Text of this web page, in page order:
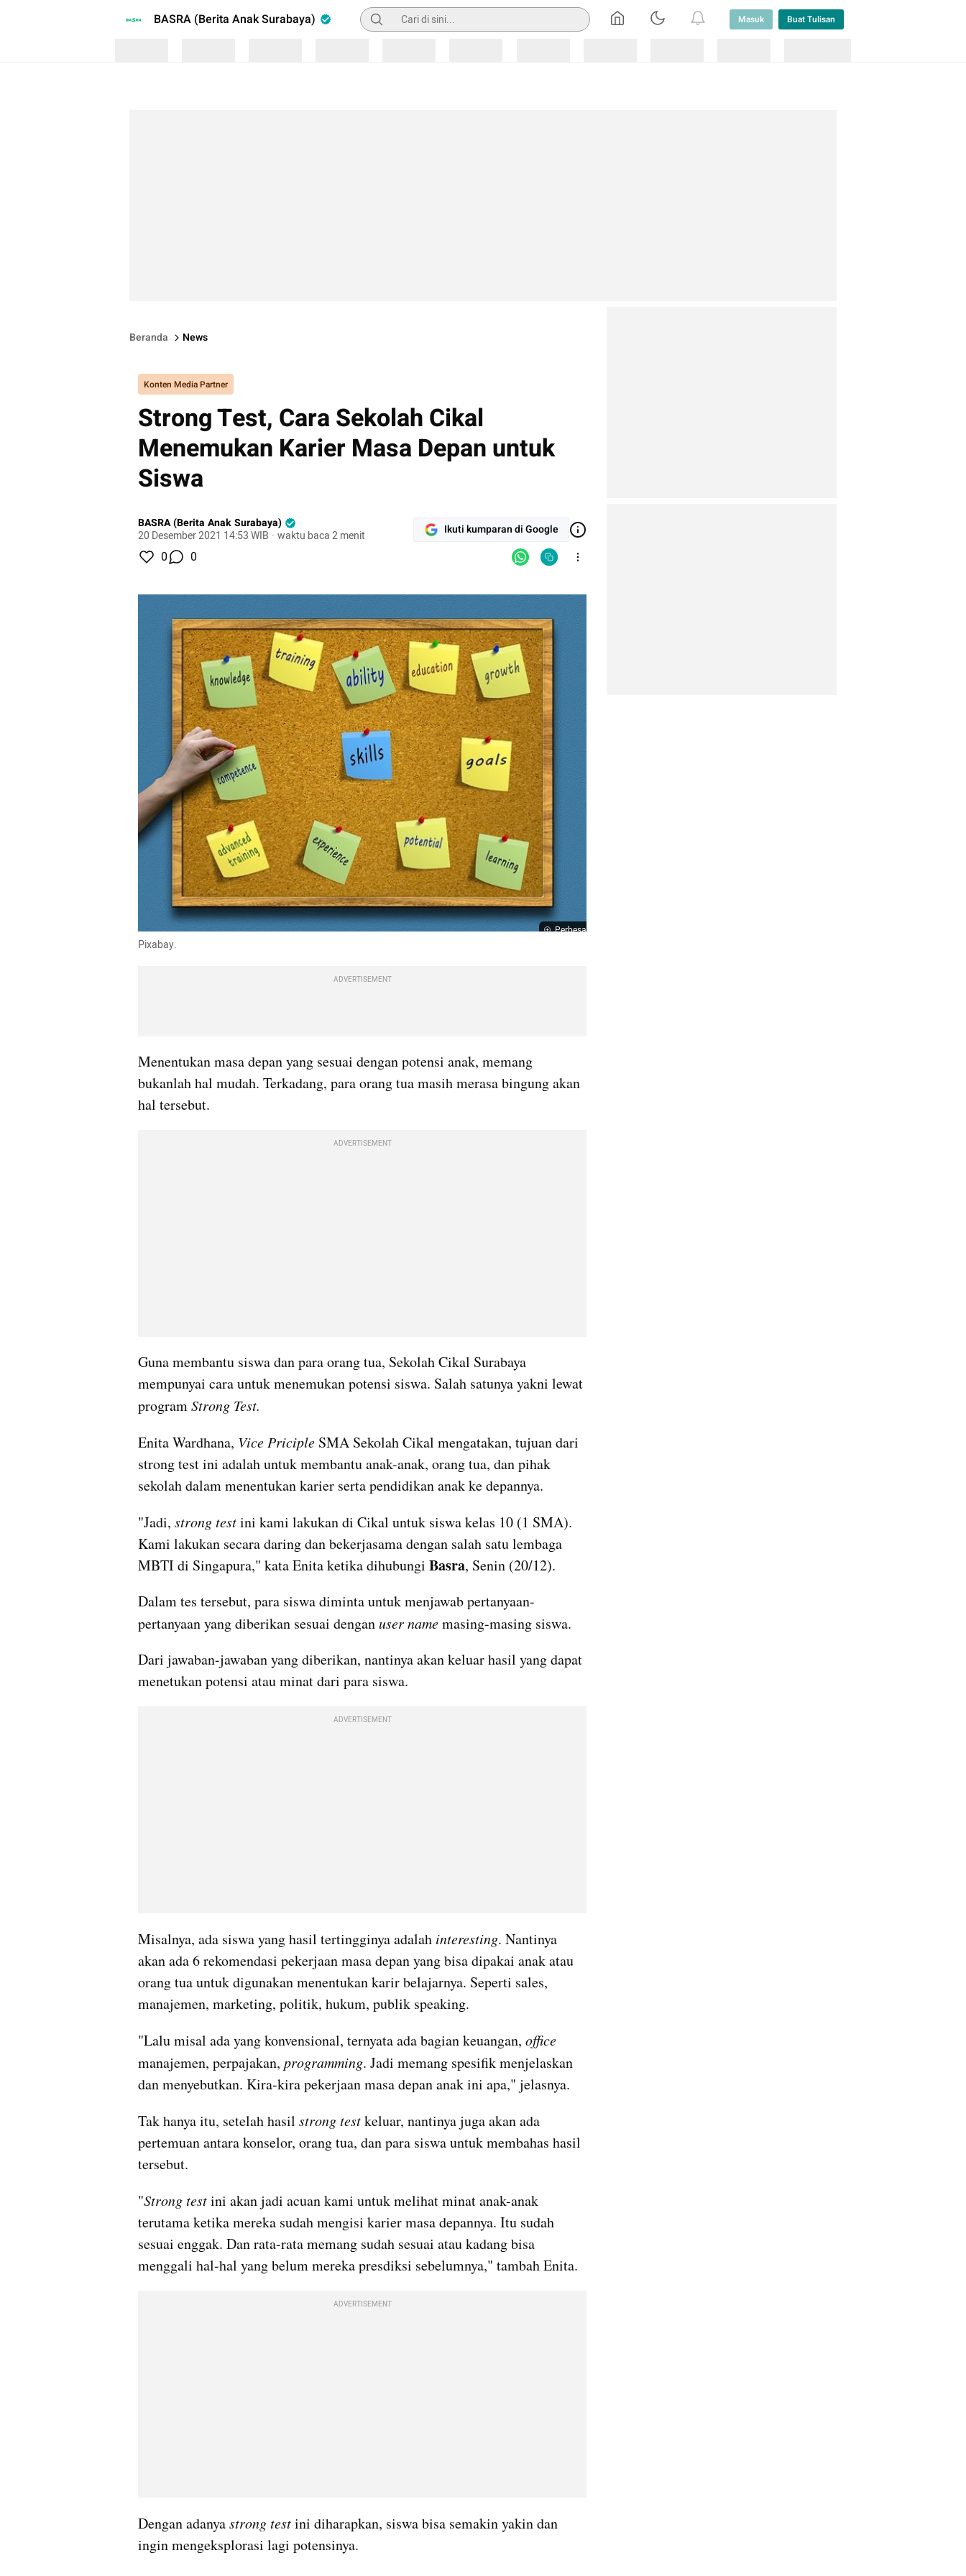
BASRA (Berita Anak Surabaya) Pencarian Masuk Buat Tulisan
Beranda News
Konten Media Partner
Strong Test, Cara Sekolah Cikal
Menemukan Karier Masa Depan untuk
Siswa
BASRA (Berita Anak Surabaya)
20 Desember 2021 14:53 WIB · waktu baca 2 menit Ikuti kumparan di Google
0 0
Perbesar
Pixabay.
ADVERTISEMENT
Menentukan masa depan yang sesuai dengan potensi anak, memang
bukanlah hal mudah. Terkadang, para orang tua masih merasa bingung akan
hal tersebut.
ADVERTISEMENT
Guna membantu siswa dan para orang tua, Sekolah Cikal Surabaya
mempunyai cara untuk menemukan potensi siswa. Salah satunya yakni lewat
program Strong Test.
Enita Wardhana, Vice Priciple SMA Sekolah Cikal mengatakan, tujuan dari
strong test ini adalah untuk membantu anak-anak, orang tua, dan pihak
sekolah dalam menentukan karier serta pendidikan anak ke depannya.
"Jadi, strong test ini kami lakukan di Cikal untuk siswa kelas 10 (1 SMA).
Kami lakukan secara daring dan bekerjasama dengan salah satu lembaga
MBTI di Singapura," kata Enita ketika dihubungi Basra, Senin (20/12).
Dalam tes tersebut, para siswa diminta untuk menjawab pertanyaan-
pertanyaan yang diberikan sesuai dengan user name masing-masing siswa.
Dari jawaban-jawaban yang diberikan, nantinya akan keluar hasil yang dapat
menetukan potensi atau minat dari para siswa.
ADVERTISEMENT
Misalnya, ada siswa yang hasil tertingginya adalah interesting. Nantinya
akan ada 6 rekomendasi pekerjaan masa depan yang bisa dipakai anak atau
orang tua untuk digunakan menentukan karir belajarnya. Seperti sales,
manajemen, marketing, politik, hukum, publik speaking.
"Lalu misal ada yang konvensional, ternyata ada bagian keuangan,
manajemen, perpajakan, programming. Jadi memang spesifik menjelaskan
dan menyebutkan. Kira-kira pekerjaan masa depan anak ini apa," jelasnya.
Tak hanya itu, setelah hasil strong test keluar, nantinya juga akan ada
pertemuan antara konselor, orang tua, dan para siswa untuk membahas hasil
tersebut.
"Strong test ini akan jadi acuan kami untuk melihat minat anak-anak
terutama ketika mereka sudah mengisi karier masa depannya. Itu sudah
sesuai enggak. Dan rata-rata memang sudah sesuai atau kadang bisa
menggali hal-hal yang belum mereka presdiksi sebelumnya," tambah Enita.
ADVERTISEMENT
Dengan adanya strong test ini diharapkan, siswa bisa semakin yakin dan
ingin mengeksplorasi lagi potensinya.